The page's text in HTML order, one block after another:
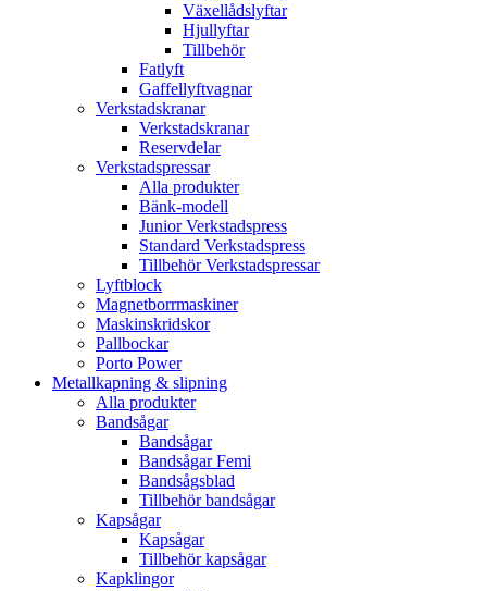
Växellådslyftar
Hjullyftar
Tillbehör
Fatlyft
Gaffellyftvagnar
Verkstadskranar
Verkstadskranar
Reservdelar
Verkstadspressar
Alla produkter
Bänk-modell
Junior Verkstadspress
Standard Verkstadspress
Tillbehör Verkstadspressar
Lyftblock
Magnetborrmaskiner
Maskinskridskor
Pallbockar
Porto Power
Metallkapning & slipning
Alla produkter
Bandsågar
Bandsågar
Bandsågar Femi
Bandsågsblad
Tillbehör bandsågar
Kapsågar
Kapsågar
Tillbehör kapsågar
Kapklingor